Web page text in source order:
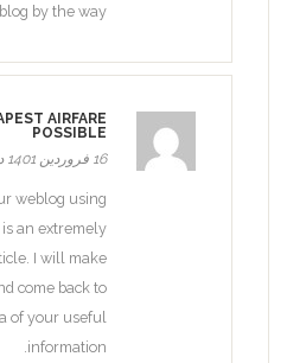
by the way!
AIRFARE
POSSIBLE
16 فروردین 1401 در 2:48 ب.ظ
weblog using
is an extremely
I will make
come back to
of your useful
information.